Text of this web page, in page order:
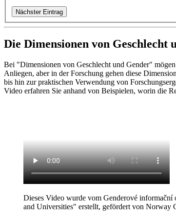
Nächster Eintrag
Die Dimensionen von Geschlecht
Bei "Dimensionen von Geschlecht und Gender"
Anliegen, aber in der Forschung gehen diese
bis hin zur praktischen Verwendung von
Video erfahren Sie anhand von Beispielen, worin die
Dieses Video wurde vom Genderové
and Universities" erstellt, gefördert von Norway